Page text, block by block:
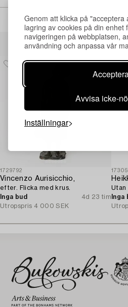
Genom att klicka på "acceptera
lagring av cookies på din enhet
navigeringen på webbplatsen,
användning och anpassa vår
Avvisa icke-
Inställningar
Andra har
1729792
Vincenzo Aurisicchio,
efter. Flicka med krus.
Inga bud
4d 23 tim
Utropspris 4 000 SEK
Utan
Inga